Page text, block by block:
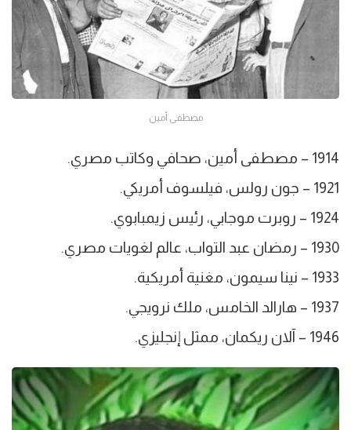
مصطفى أمين
1914 – مصطفى أمين، صحافي وكاتب مصري.
1921 – جون رولس، فيلسوف أمريكي.
1924 – روبرت موجابي، رئيس زيمبابوي.
1930 – رمضان عبد التواب، عالم لغويات مصري.
1933 – نينا سيمون، مغنية أمريكية.
1937 – هارالد الخامس، ملك نرويجي.
1946 – آلان ريكمان، ممثل إنجليزي.